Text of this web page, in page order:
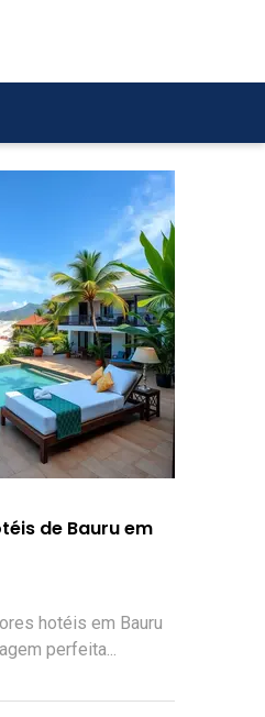
de Bauru em
hotéis em Bauru
perfeita...